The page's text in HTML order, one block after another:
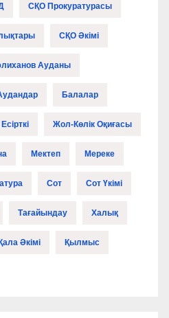
СҚО Прокуратурасы
СҚО Әкімі
Ауданы
Балалар
Есірткі Жол-Көлік Оқиғасы
Мектеп Мереке
Сот Сот Үкімі
Тағайындау Халық
Әкімі Қылмыс